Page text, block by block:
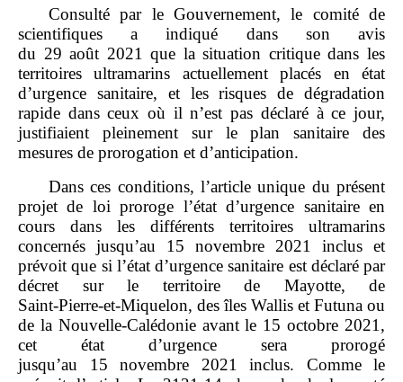
Consulté par le Gouvernement, le comité de
scientifiques a indiqué dans son avis
du 29 août 2021 que la situation critique dans les
territoires ultramarins actuellement placés en état
d’urgence sanitaire, et les risques de dégradation
rapide dans ceux où il n’est pas déclaré à ce jour,
justifiaient pleinement sur le plan sanitaire des
mesures de prorogation et d’anticipation.
Dans ces conditions, l’article unique du présent
projet de loi proroge l’état d’urgence sanitaire en
cours dans les différents territoires ultramarins
concernés jusqu’au 15 novembre 2021 inclus et
prévoit que si l’état d’urgence sanitaire est déclaré par
décret sur le territoire de Mayotte, de
Saint‑Pierre‑et‑Miquelon, des îles Wallis et Futuna ou
de la Nouvelle‑Calédonie avant le 15 octobre 2021,
cet état d’urgence sera prorogé
jusqu’au 15 novembre 2021 inclus. Comme le